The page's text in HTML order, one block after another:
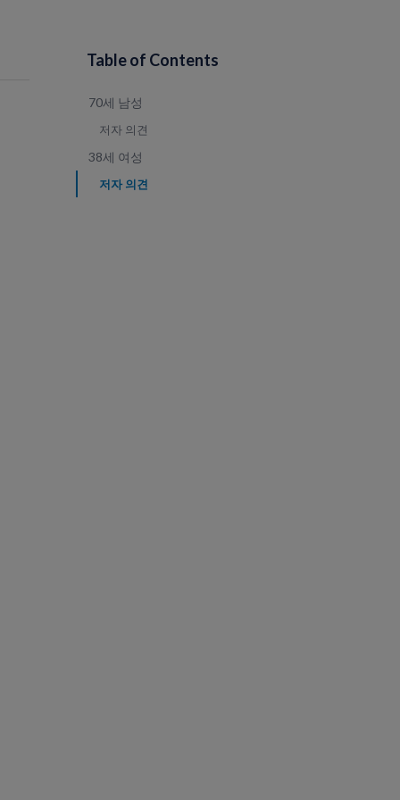
Table of Contents
70세 남성
저자 의견
38세 여성
저자 의견